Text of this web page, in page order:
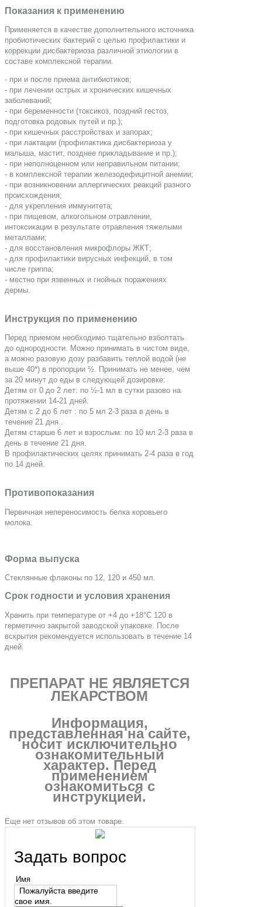
Показания к применению
Применяется в качестве дополнительного источника
пробиотических бактерий с целью профилактики и
коррекции дисбактериоза различной этиологии в
составе комплексной терапии.
- при и после приема антибиотиков;
- при лечении острых и хронических кишечных
заболеваний;
- при беременности (токсикоз, поздний гестоз,
подготовка родовых путей и пр.);
- при кишечных расстройствах и запорах;
- при лактации (профилактика дисбактериоза у
малыша, мастит, позднее прикладывание и пр.);
- при неполноценном или неправильном питании;
- в комплексной терапии железодефицитной анемии;
- при возникновении аллергических реакций разного
происхождения;
- для укрепления иммунитета;
- при пищевом, алкогольном отравлении,
интоксикации в результате отравления тяжелыми
металлами;
- для восстановления микрофлоры ЖКТ;
- для профилактики вирусных инфекций, в том
числе гриппа;
- местно при язвенных и гнойных поражениях
дермы.
Инструкция по применению
Перед приемом необходимо тщательно взболтать
до однородности. Можно принимать в чистом виде,
а можно разовую дозу разбавить теплой водой (не
выше 40*) в пропорции ½. Принимать не менее, чем
за 20 минут до еды в следующей дозировке:
Детям от 0 до 2 лет: по ½-1 мл в сутки разово на
протяжении 14-21 дней.
Детям с 2 до 6 лет : по 5 мл 2-3 раза в день в
течение 21 дня..
Детям старше 6 лет и взрослым: по 10 мл 2-3 раза в
день в течение 21 дня.
В профилактических целях принимать 2-4 раза в год
по 14 дней.
Противопоказания
Первичная непереносимость белка коровьего
молока.
Форма выпуска
Стеклянные флаконы по 12, 120 и 450 мл.
Срок годности и условия хранения
Хранить при температуре от +4 до +18°С 120 в
герметично закрытой заводской упаковке. После
вскрытия рекомендуется использовать в течение 14
дней.
ПРЕПАРАТ НЕ ЯВЛЯЕТСЯ
ЛЕКАРСТВОМ
Информация,
представленная на сайте,
носит исключительно
ознакомительный
характер. Перед
применением
ознакомиться с
инструкцией.
Еще нет отзывов об этом товаре.
Задать вопрос
Имя
Пожалуйста введите
свое имя.